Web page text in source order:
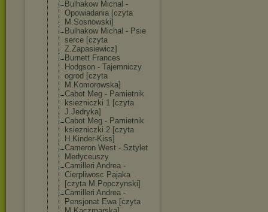
Bulhakow Michal -
Opowiadania [czyta
M.Sosnowski]
Bulhakow Michal - Psie
serce [czyta
Z.Zapasiewicz]
Burnett Frances
Hodgson - Tajemniczy
ogrod [czyta
M.Komorowska]
Cabot Meg - Pamietnik
ksiezniczki 1 [czyta
J.Jedryka]
Cabot Meg - Pamietnik
ksiezniczki 2 [czyta
H.Kinder-Kiss]
Cameron West - Sztylet
Medyceuszy
Camilleri Andrea -
Cierpliwosc Pajaka
[czyta M.Popczynski]
Camilleri Andrea -
Pensjonat Ewa [czyta